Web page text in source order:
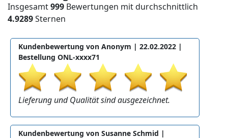
Insgesamt999 Bewertungen mit durchschnittlich
4.9289Sternen
Kundenbewertung von Anonym | 22.02.2022 |
Bestellung ONL-xxxx71
Lieferung und Qualität sind ausgezeichnet.
Kundenbewertung von Susanne Schmid |